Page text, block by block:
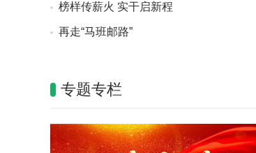
榜样传薪火 实干启新程
再走“马班邮路”
专题专栏